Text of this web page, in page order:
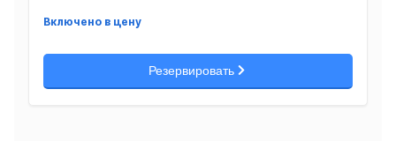
Включено в цену
Резервировать